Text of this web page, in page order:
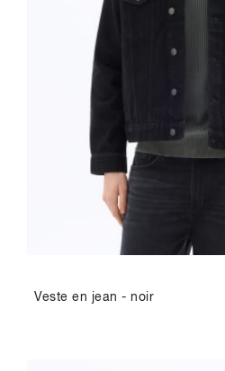
Veste en jean - noir